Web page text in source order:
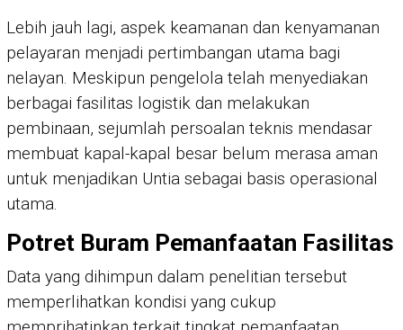
Lebih jauh lagi, aspek keamanan dan kenyamanan
pelayaran menjadi pertimbangan utama bagi
nelayan. Meskipun pengelola telah menyediakan
berbagai fasilitas logistik dan melakukan
pembinaan, sejumlah persoalan teknis mendasar
membuat kapal-kapal besar belum merasa aman
untuk menjadikan Untia sebagai basis operasional
utama.
Potret Buram Pemanfaatan Fasilitas
Data yang dihimpun dalam penelitian tersebut
memperlihatkan kondisi yang cukup